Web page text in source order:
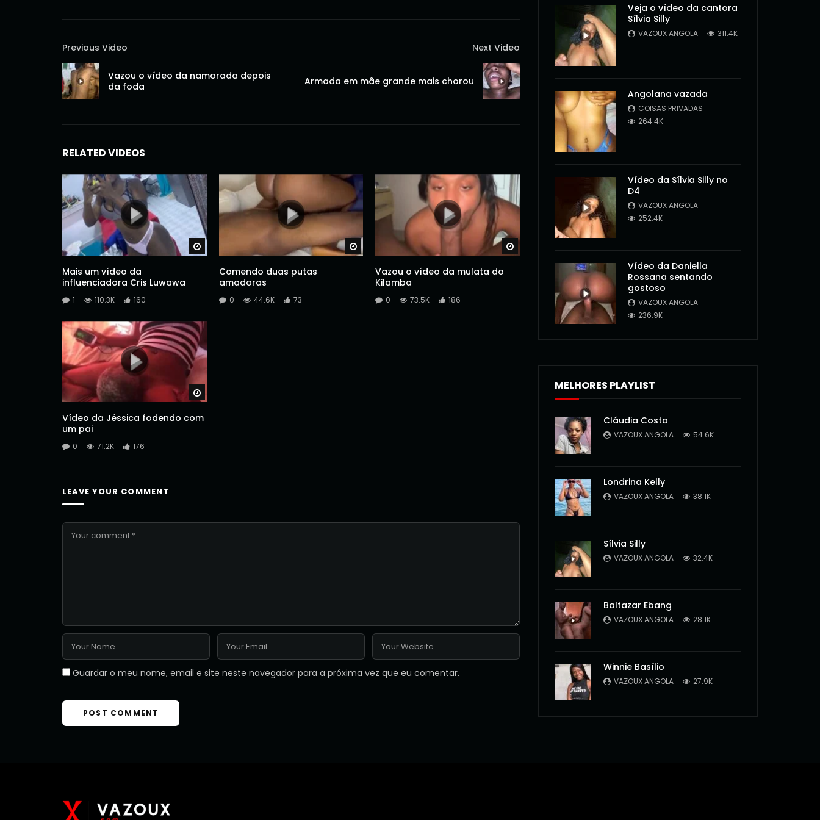
Previous Video
Vazou o vídeo da namorada depois
da foda
Next Video
Armada em mãe grande mais chorou
RELATED VIDEOS
Mais um vídeo da
influenciadora Cris Luwawa
1 110.3K 160
Watch Later
Comendo duas putas
amadoras
0 44.6K 73
Vazou o vídeo da mulata do
Kilamba
0 73.5K 186
Vídeo da Jéssica fodendo com
um pai
0 71.2K 176
LEAVE YOUR COMMENT
Guardar o meu nome, email e site neste navegador para a próxima vez que eu comentar.
Veja o vídeo da cantora
Sílvia Silly
VAZOUX ANGOLA 311.4K
Angolana vazada
COISAS PRIVADAS
264.4K
Vídeo da Sílvia Silly no
D4
VAZOUX ANGOLA
252.4K
Vídeo da Daniella
Rossana sentando
gostoso
VAZOUX ANGOLA
236.9K
MELHORES PLAYLIST
Cláudia Costa
VAZOUX ANGOLA 54.6K
Londrina Kelly
VAZOUX ANGOLA 38.1K
Sílvia Silly
VAZOUX ANGOLA 32.4K
Baltazar Ebang
VAZOUX ANGOLA 28.1K
Winnie Basílio
VAZOUX ANGOLA 27.9K